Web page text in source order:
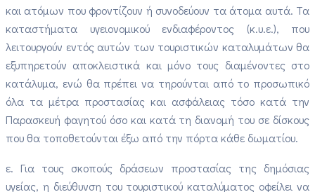
και ατόμων που φροντίζουν ή συνοδεύουν τα άτομα αυτά. Τα
καταστήματα υγειονομικού ενδιαφέροντος (κ.υ.ε.), που
λειτουργούν εντός αυτών των τουριστικών καταλυμάτων θα
εξυπηρετούν αποκλειστικά και μόνο τους διαμένοντες στο
κατάλυμα, ενώ θα πρέπει να τηρούνται από το προσωπικό
όλα τα μέτρα προστασίας και ασφάλειας τόσο κατά την
Παρασκευή φαγητού όσο και κατά τη διανομή του σε δίσκους
που θα τοποθετούνται έξω από την πόρτα κάθε δωματίου.
ε. Για τους σκοπούς δράσεων προστασίας της δημόσιας
υγείας, η διεύθυνση του τουριστικού καταλύματος οφείλει να